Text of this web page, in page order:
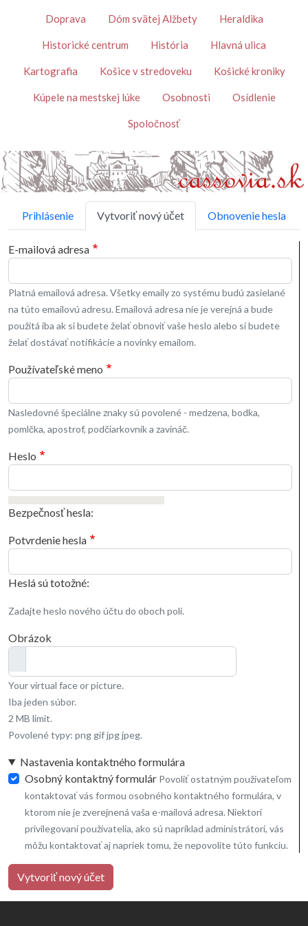
TémyDoprava Dóm svätej Alžbety Heraldika
Historické centrum História Hlavná ulica
Kartografia Košice v stredoveku Košické kroniky
Kúpele na mestskej lúke Osobnosti Osídlenie
Spoločnosť
Primárne karty
Prihlásenie Vytvoriť nový účet Obnovenie hesla
E-mailová adresa
Platná emailová adresa. Všetky emaily zo systému budú zasielané
na túto emailovú adresu. Emailová adresa nie je verejná a bude
použitá iba ak si budete želať obnoviť vaše heslo alebo si budete
želať dostávať notifikácie a novinky emailom.
Používateľské meno
Nasledovné špeciálne znaky sú povolené - medzena, bodka,
pomlčka, apostrof, podčiarkovník a zavináč.
Heslo
Bezpečnosť hesla:
Potvrdenie hesla
Heslá sú totožné:
Zadajte heslo nového účtu do oboch polí.
Obrázok
Your virtual face or picture.
Iba jeden súbor.
2 MB limit.
Povolené typy: png gif jpg jpeg.
Nastavenia kontaktného formulára
Osobný kontaktný formulár Povoliť ostatným používateľom
kontaktovať vás formou osobného kontaktného formulára, v
ktorom nie je zverejnená vaša e-mailová adresa. Niektorí
privilegovaní používatelia, ako sú napríklad administrátori, vás
môžu kontaktovať aj napriek tomu, že nepovolíte túto funkciu.
Vytvoriť nový účet